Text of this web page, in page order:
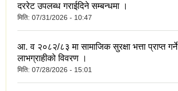
दररेट उपलब्ध गराईदिने सम्बन्धमा ।
मिति: 07/31/2026 - 10:47
आ. व २०८२/८३ मा सामाजिक सुरक्षा भत्ता प्राप्त गर्ने
लाभग्राहीको विवरण ।
मिति: 07/28/2026 - 15:01